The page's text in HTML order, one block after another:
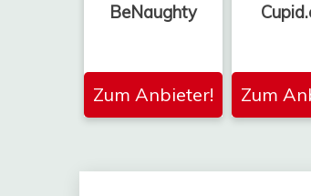
BeNaughty
Zum Anbieter! Zum